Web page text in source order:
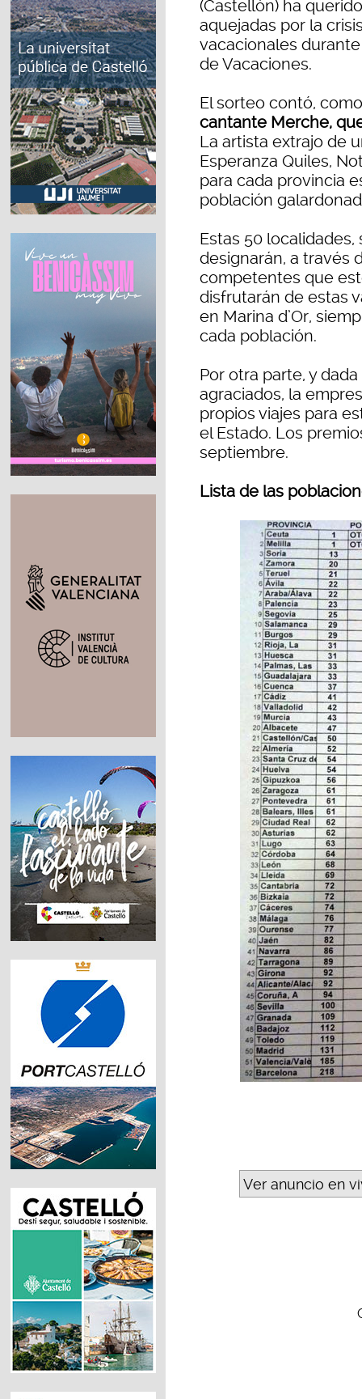
(Castellón) ha
aquejadas por la
vacacionales
de Vacaciones.
El sorteo contó,
cantante Merche,
La artista extrajo de
Esperanza Quiles,
para cada provincia
población
Estas 50 localidades,
designarán, a través
competentes que
disfrutarán de estas
en Marina d’Or,
cada población.
Por otra parte, y
agraciados, la
propios viajes para
el Estado. Los
septiembre.
Lista de las
Ver anuncio en